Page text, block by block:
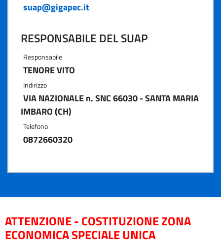
suap@gigapec.it
RESPONSABILE DEL SUAP
Responsabile
TENORE VITO
Indirizzo
VIA NAZIONALE n. SNC 66030 - SANTA MARIA
IMBARO (CH)
Telefono
0872660320
ATTENZIONE - COSTITUZIONE ZONA
ECONOMICA SPECIALE UNICA